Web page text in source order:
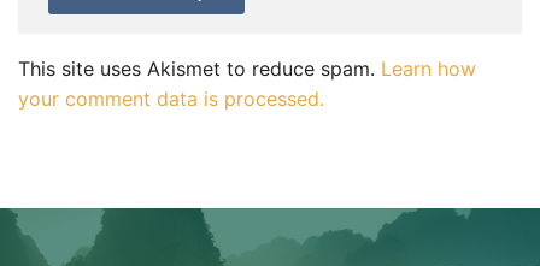
This site uses Akismet to reduce spam. Learn how
your comment data is processed.